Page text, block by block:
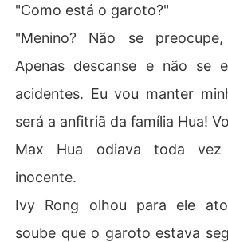
"Como está o garoto?"
"Menino? Não se
Apenas descanse e não se
acidentes. Eu vou manter
será a anfitriã da família Hua!
Max Hua odiava toda
inocente.
Ivy Rong olhou para ele
soube que o garoto estava